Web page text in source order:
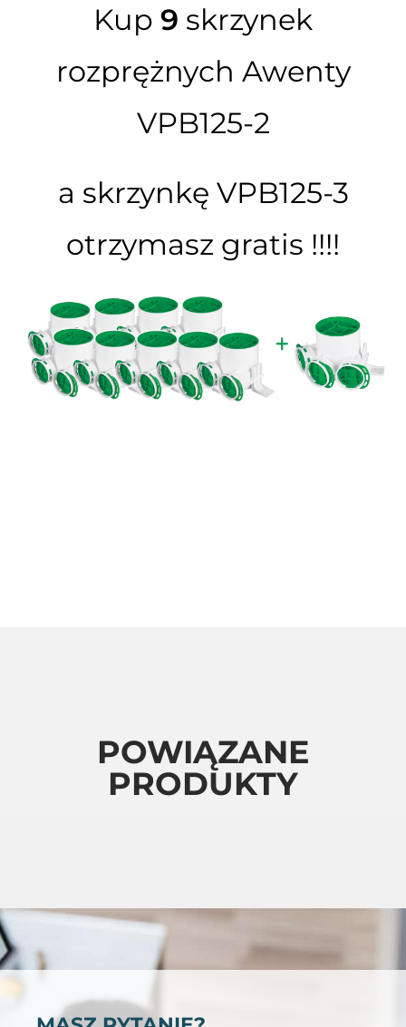
Kup 9 skrzynek
rozprężnych Awenty
VPB125-2
a skrzynkę VPB125-3
otrzymasz gratis !!!!
POWIĄZANE
PRODUKTY